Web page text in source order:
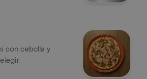
con cebolla y